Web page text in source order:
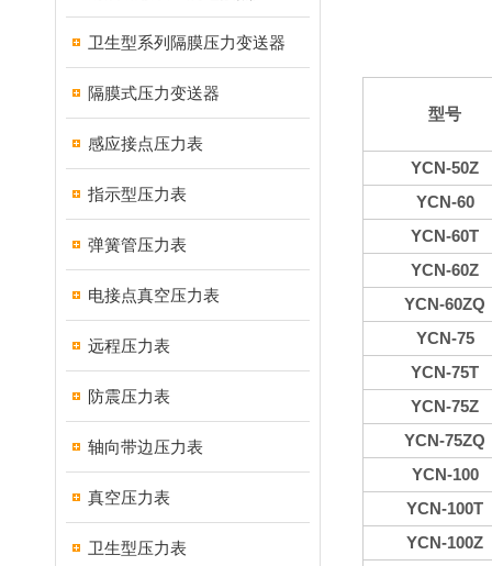
卫生型系列隔膜压力变送器
隔膜式压力变送器
感应接点压力表
指示型压力表
弹簧管压力表
电接点真空压力表
远程压力表
防震压力表
轴向带边压力表
真空压力表
卫生型压力表
型号
YCN-50Z
YCN-60
YCN-60T
YCN-60Z
YCN-60ZQ
YCN-75
YCN-75T
YCN-75Z
YCN-75ZQ
YCN-100
YCN-100T
YCN-100Z